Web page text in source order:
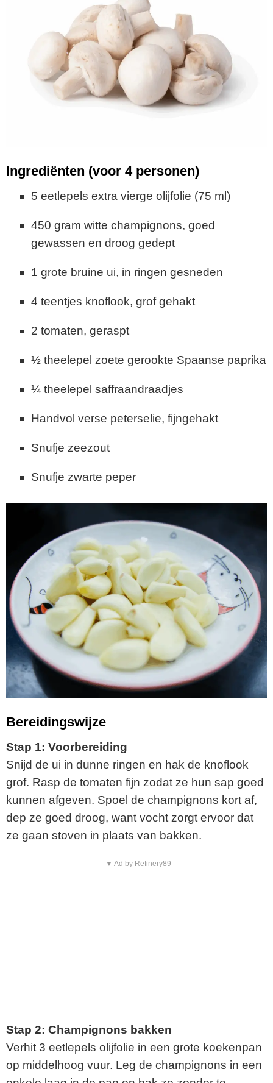
Ingrediënten (voor 4 personen)
5 eetlepels extra vierge olijfolie (75 ml)
450 gram witte champignons, goed
gewassen en droog gedept
1 grote bruine ui, in ringen gesneden
4 teentjes knoflook, grof gehakt
2 tomaten, geraspt
½ theelepel zoete gerookte Spaanse paprika
¼ theelepel saffraandraadjes
Handvol verse peterselie, fijngehakt
Snufje zeezout
Snufje zwarte peper
Bereidingswijze
Stap 1: Voorbereiding
Snijd de ui in dunne ringen en hak de knoflook
grof. Rasp de tomaten fijn zodat ze hun sap goed
kunnen afgeven. Spoel de champignons kort af,
dep ze goed droog, want vocht zorgt ervoor dat
ze gaan stoven in plaats van bakken.
▼ Ad by Refinery89
Stap 2: Champignons bakken
Verhit 3 eetlepels olijfolie in een grote koekenpan
op middelhoog vuur. Leg de champignons in een